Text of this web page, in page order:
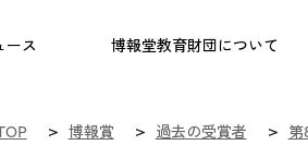
ース 博報堂教育財団について
ついての研究助成 奨学金 フェローシ
博報賞 過去の受賞者 第